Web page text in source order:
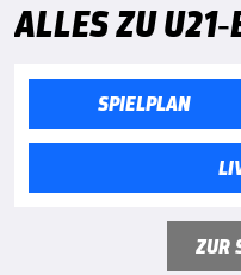
ALLES ZU
SPIELPLAN
ZUR